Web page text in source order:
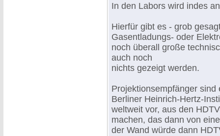
In den Labors wird indes
Hierfür gibt es - grob
Gasentladungs- oder
noch überall große
auch noch
nichts gezeigt werden.
Projektionsempfänger
Berliner Heinrich-Hertz-
weltweit vor, aus den
machen, das dann von
der Wand würde dann